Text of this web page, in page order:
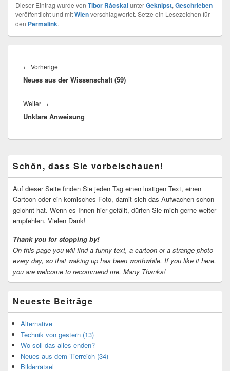
Dieser Eintrag wurde von Tibor RácskaiunterGeknipst, Geschrieben
veröffentlicht und mitWienverschlagwortet. Setze ein Lesezeichen für
den Permalink.
← Vorherige
Beitrag:
Neues aus der Wissenschaft (59)
Weiter →
Beitrag:
Unklare Anweisung
Seitenleisten-
Widgetbereich
Schön, dass Sie vorbeischauen!
Auf dieser Seite finden Sie jeden Tag einen lustigen Text, einen
Cartoon oder ein komisches Foto, damit sich das Aufwachen schon
gelohnt hat. Wenn es Ihnen hier gefällt, dürfen Sie mich gerne weiter
empfehlen. Vielen Dank!
Thank you for stopping by!
On this page you will find a funny text, a cartoon or a strange photo
every day, so that waking up has been worthwhile. If you like it here,
you are welcome to recommend me. Many Thanks!
Neueste Beiträge
Alternative
Technik von gestern (13)
Wo soll das alles enden?
Neues aus dem Tierreich (34)
Bilderrätsel